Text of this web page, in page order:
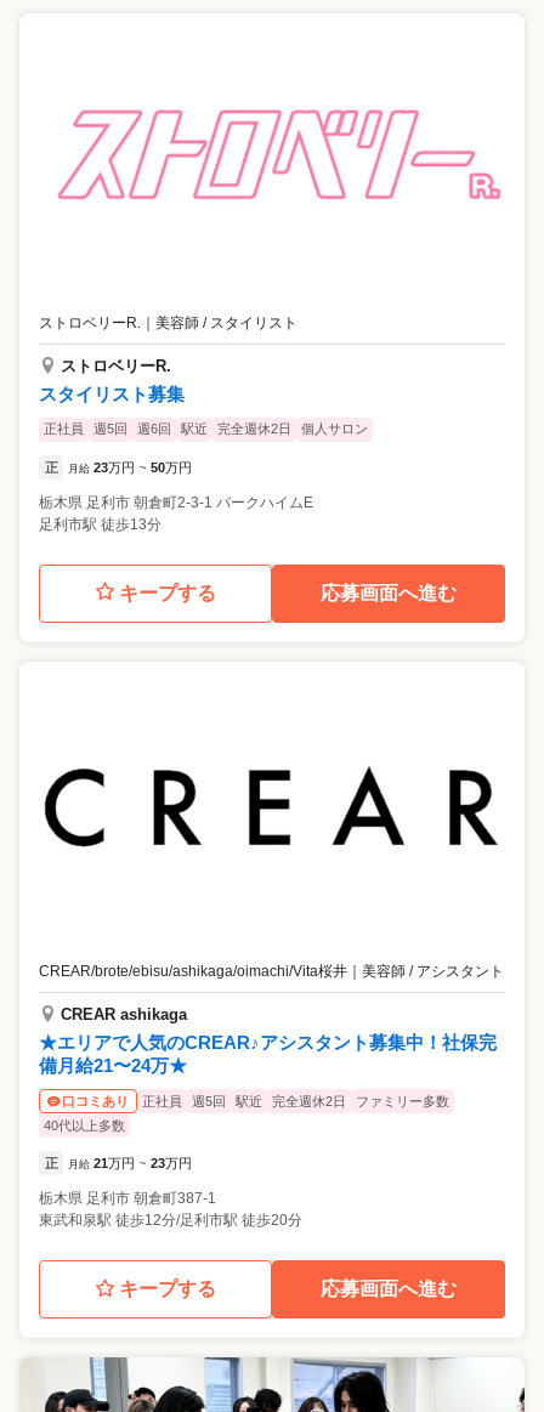
ストロベリーR. ｜ 美容師 / スタイリスト
ストロベリーR.
スタイリスト募集
正社員 週5回 週6回 駅近 完全週休2日 個人サロン
正 月給 23万円 ~ 50万円
栃木県 足利市 朝倉町2-3-1 パークハイムE
足利市駅 徒歩13分
キープする 応募画面へ進む
CREAR/brote/ebisu/ashikaga/oimachi/Vita桜井 美容師 / アシスタント
CREAR ashikaga
★エリアで人気のCREAR♪アシスタント募集中！社保完
備月給21〜24万★
口コミあり 正社員 週5回 駅近 完全週休2日
ファミリー多数
40代以上多数
正 月給 21万円 ~ 23万円
栃木県 足利市 朝倉町387-1
東武和泉駅 徒歩12分/足利市駅 徒歩20分
キープする 応募画面へ進む